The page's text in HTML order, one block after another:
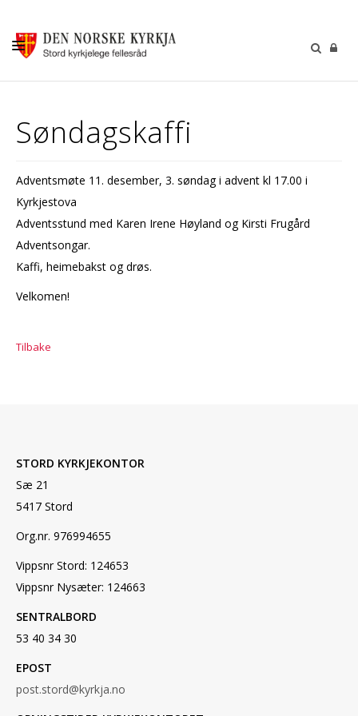
GUDSTENESTER
SOKNERÅDA
INFORMASJON
Søndagskaffi
Adventsmøte 11. desember, 3. søndag i advent kl 17.00 i
Kyrkjestova
Adventsstund med Karen Irene Høyland og Kirsti Frugård
Adventsongar.
Kaffi, heimebakst og drøs.
Velkomen!
Tilbake
STORD KYRKJEKONTOR
Sæ 21
5417 Stord
Org.nr. 976994655
Vippsnr Stord: 124653
Vippsnr Nysæter: 124663
SENTRALBORD
53 40 34 30
EPOST
post.stord@kyrkja.no